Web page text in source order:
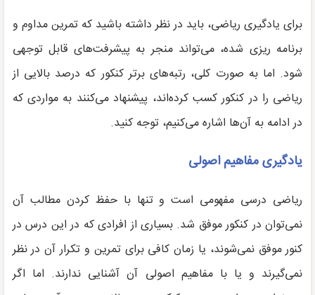
برای یادگیری ریاضی، باید در نظر داشته باشید که تمرین مداوم و
برنامه ریزی شده، می‌تواند منجر به پیشرفت‌های قابل توجهی
شود. اما به صورت کلی، رتبه‌های برتر کنکور که درصد بالایی از
ریاضی را در کنکور کسب کرده‌اند، پیشنهاد می‌کنند به مواردی که
در ادامه به آن‌ها اشاره می‌کنیم، توجه کنید.
یادگیری مفاهیم اصولی
ریاضی درسی مفهومی است و تنها با حفظ کردن مطالب آن
نمی‌توان در کنکور موفق شد. بسیاری از افرادی که در این درس در
کنور موفق نمی‌شوند، یا زمان کافی برای تمرین و تکرار آن در نظر
نمی‌گیرند و یا با مفاهیم اصولی آن آشنایی ندارند. اما اگر